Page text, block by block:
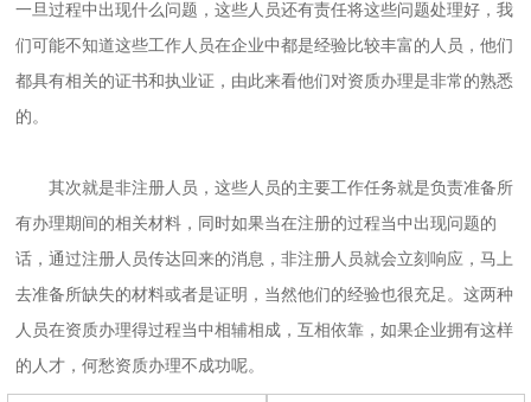
一旦过程中出现什么问题，这些人员还有责任将这些问题处理好，我
们可能不知道这些工作人员在企业中都是经验比较丰富的人员，他们
都具有相关的证书和执业证，由此来看他们对资质办理是非常的熟悉
的。
其次就是非注册人员，这些人员的主要工作任务就是负责准备所
有办理期间的相关材料，同时如果当在注册的过程当中出现问题的
话，通过注册人员传达回来的消息，非注册人员就会立刻响应，马上
去准备所缺失的材料或者是证明，当然他们的经验也很充足。这两种
人员在资质办理得过程当中相辅相成，互相依靠，如果企业拥有这样
的人才，何愁资质办理不成功呢。